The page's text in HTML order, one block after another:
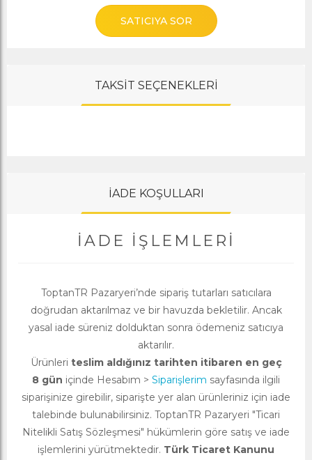
SATICIYA SOR
TAKSİT SEÇENEKLERİ
İADE KOŞULLARI
İADE İŞLEMLERI
ToptanTR Pazaryeri’nde sipariş tutarları satıcılara
doğrudan aktarılmaz ve bir havuzda bekletilir. Ancak
yasal iade süreniz dolduktan sonra ödemeniz satıcıya
aktarılır.
Ürünleri teslim aldığınız tarihten itibaren en geç
8 gün içinde Hesabım > Siparişlerim sayfasında ilgili
siparişinize girebilir, siparişte yer alan ürünleriniz için iade
talebinde bulunabilirsiniz. ToptanTR Pazaryeri "Ticari
Nitelikli Satış Sözleşmesi" hükümlerin göre satış ve iade
işlemlerini yürütmektedir. Türk Ticaret Kanunu